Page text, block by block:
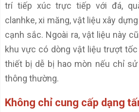
trí tiếp xúc trực tiếp với đá,
clanhke, xi măng, vật liệu xây
cạnh sắc. Ngoài ra, vật liệu này
khu vực có dòng vật liệu trượt
thiết bị dễ bị hao mòn nếu chỉ
thông thường.
Không chỉ cung cấp dạng